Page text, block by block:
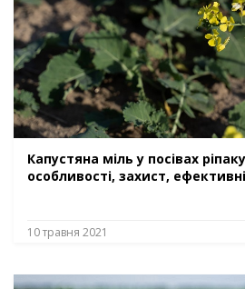
Капустяна міль у посівах
особливості, захист,
10 травня 2021